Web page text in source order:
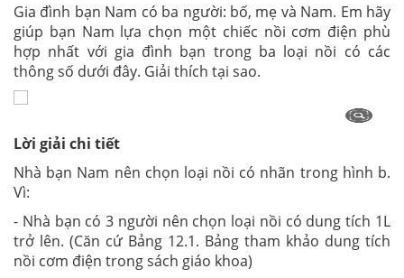
Gia đình bạn Nam có ba người: bố, mẹ và Nam. Em hãy
giúp bạn Nam lựa chọn một chiếc nồi cơm điện phù
hợp nhất với gia đình bạn trong ba loại nồi có các
thông số dưới đây. Giải thích tại sao.
Lời giải chi tiết
Nhà bạn Nam nên chọn loại nồi có nhãn trong hình b.
Vì:
- Nhà bạn có 3 người nên chọn loại nồi có dung tích 1L
trở lên. (Căn cứ Bảng 12.1. Bảng tham khảo dung tích
nồi cơm điện trong sách giáo khoa)